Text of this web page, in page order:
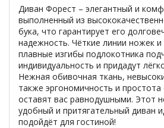
Диван Форест – элегантный и
выполненный из
бука, что гарантирует его
надежность. Чёткие линии ножек
плавные изгибы подлокотника
индивидуальность и придадут
Нежная обивочная ткань,
также эргономичность и простота
оставят вас равнодушными. Этот
удобный и притягательный диван
подойдёт для гостиной!